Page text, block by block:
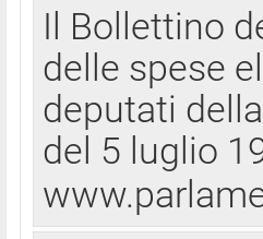
Il Bollettino
delle spese
deputati
del 5 luglio